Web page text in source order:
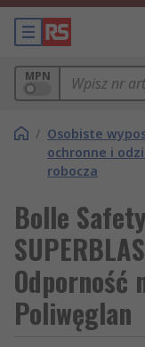
MPN
/ Osobiste
ochronne i
robocza
Bolle
Odporność
Poliwęglan